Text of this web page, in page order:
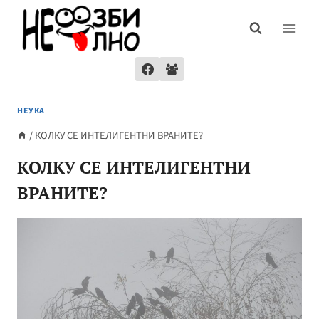
content
НЕУКА
/КОЛКУ СЕ ИНТЕЛИГЕНТНИ ВРАНИТЕ?
КОЛКУ СЕ ИНТЕЛИГЕНТНИ
ВРАНИТЕ?